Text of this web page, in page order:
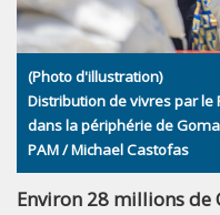
(Photo d'illustration)
Distribution de vivres par le
dans la périphérie de Goma
PAM / Michael Castofas
Environ 28 millions de